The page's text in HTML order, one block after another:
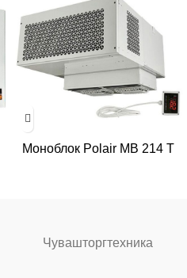
Моноблок Polair MB 214 T
Чувашторгтехника